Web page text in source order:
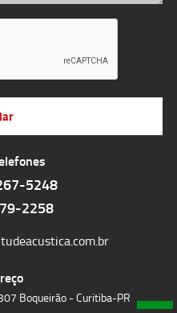
5248
2258
Boqueirão - Curitiba-PR